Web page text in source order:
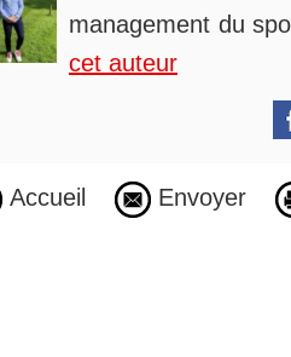
management du
cet auteur
Accueil Envoyer